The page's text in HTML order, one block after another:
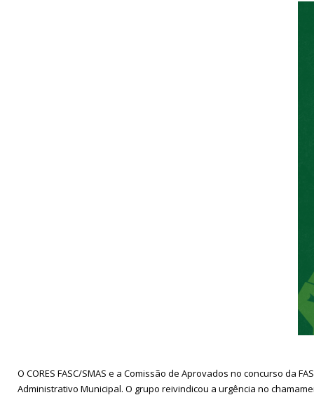
O CORES FASC/SMAS e a Comissão de Aprovados no concurso da
Administrativo Municipal. O grupo reivindicou a urgência no